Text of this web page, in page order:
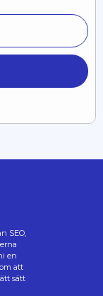
SEO,
en
att
sätt